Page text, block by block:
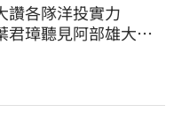
讚各隊洋投實力
璋聽見阿部雄大被